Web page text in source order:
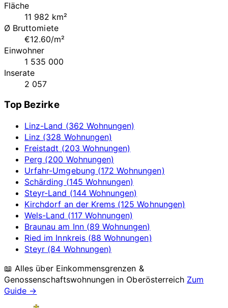
Fläche
11 982 km²
Ø Bruttomiete
€12.60/m²
Einwohner
1 535 000
Inserate
2 057
Top Bezirke
Linz-Land (362 Wohnungen)
Linz (328 Wohnungen)
Freistadt (203 Wohnungen)
Perg (200 Wohnungen)
Urfahr-Umgebung (172 Wohnungen)
Schärding (145 Wohnungen)
Steyr-Land (144 Wohnungen)
Kirchdorf an der Krems (125 Wohnungen)
Wels-Land (117 Wohnungen)
Braunau am Inn (89 Wohnungen)
Ried im Innkreis (88 Wohnungen)
Steyr (84 Wohnungen)
📖 Alles über Einkommensgrenzen &
Genossenschaftswohnungen in Oberösterreich Zum
Guide →